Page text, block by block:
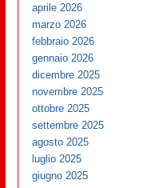
aprile 2026
marzo 2026
febbraio 2026
gennaio 2026
dicembre 2025
novembre 2025
ottobre 2025
settembre 2025
agosto 2025
luglio 2025
giugno 2025